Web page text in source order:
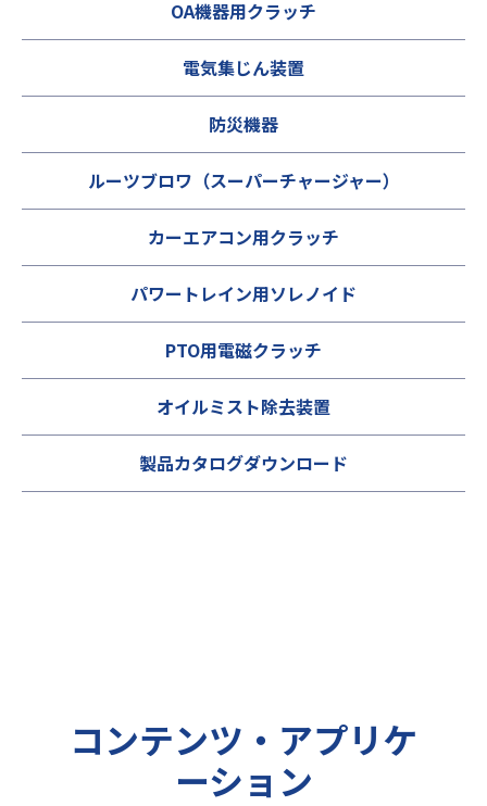
OA機器用クラッチ
電気集じん装置
防災機器
ルーツブロワ（スーパーチャージャー）
カーエアコン用クラッチ
パワートレイン用ソレノイド
PTO用電磁クラッチ
オイルミスト除去装置
製品カタログダウンロード
コンテンツ・アプリケ
ーション